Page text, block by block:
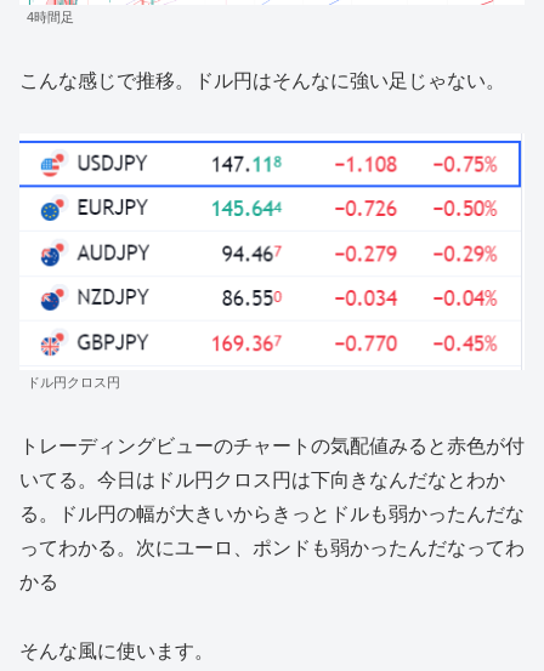
4時間足
こんな感じで推移。ドル円はそんなに強い足じゃない。
ドル円クロス円
トレーディングビューのチャートの気配値みると赤色が付
いてる。今日はドル円クロス円は下向きなんだなとわか
る。ドル円の幅が大きいからきっとドルも弱かったんだな
ってわかる。次にユーロ、ポンドも弱かったんだなってわ
かる
そんな風に使います。